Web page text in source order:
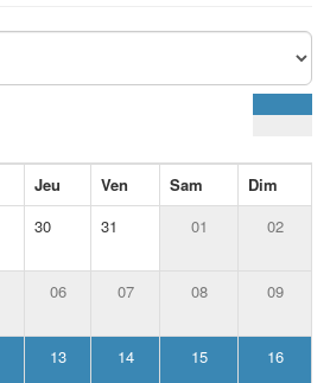
Jeu Ven Sam
Dim
30 31 01 02
06 07 08 09
13 14 15 16